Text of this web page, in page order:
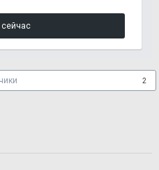
сейчас
2